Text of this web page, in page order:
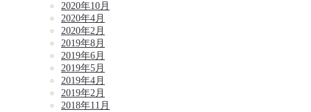
2020年10月
2020年4月
2020年2月
2019年8月
2019年6月
2019年5月
2019年4月
2019年2月
2018年11月